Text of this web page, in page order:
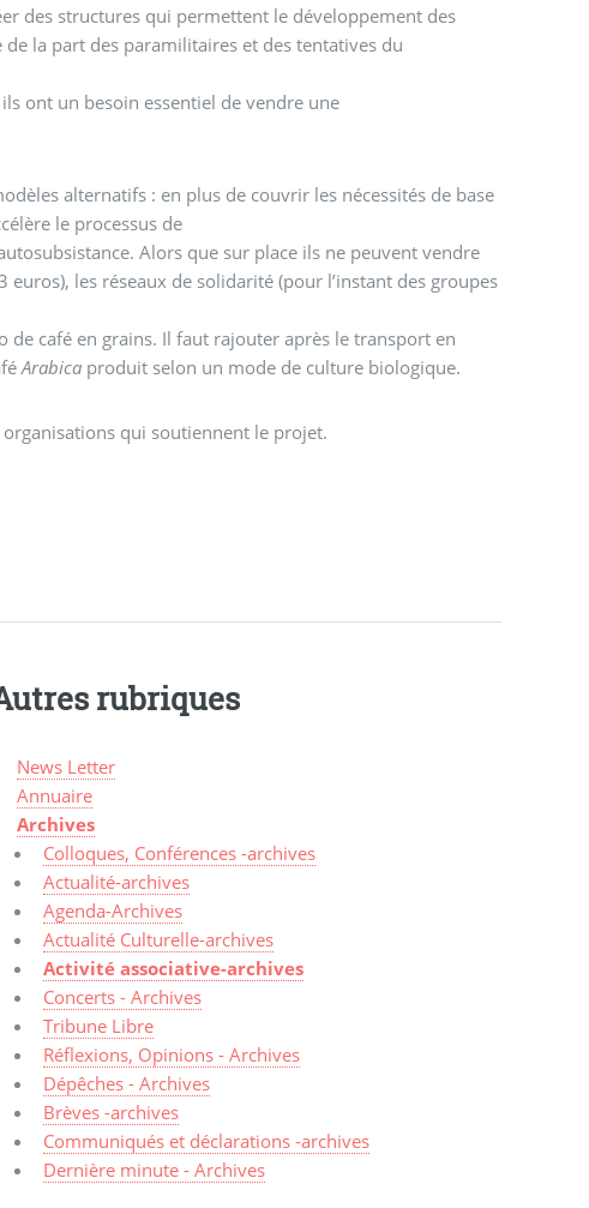
des structures qui permettent le développement des
la part des paramilitaires et des tentatives du
ont un besoin essentiel de vendre une
alternatifs : en plus de couvrir les nécessités de base
le processus de
Alors que sur place ils ne peuvent vendre
les réseaux de solidarité (pour l’instant des groupes
de café en grains. Il faut rajouter après le transport en
Arabica produit selon un mode de culture biologique.
organisations qui soutiennent le projet.
rubriques
News Letter
Annuaire
Archives
Colloques, Conférences -archives
Actualité-archives
Agenda-Archives
Actualité Culturelle-archives
Activité associative-archives
Concerts - Archives
Tribune Libre
Réflexions, Opinions - Archives
Dépêches - Archives
Brèves -archives
Communiqués et déclarations -archives
Dernière minute - Archives